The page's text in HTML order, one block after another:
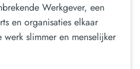
Werkgever, een
en organisaties elkaar
slimmer en menselijker